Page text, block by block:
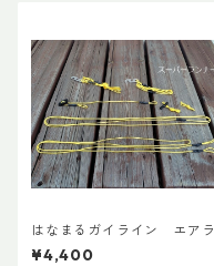
はなまるガイライン エアラ
イズ張り綱セット
¥4,400